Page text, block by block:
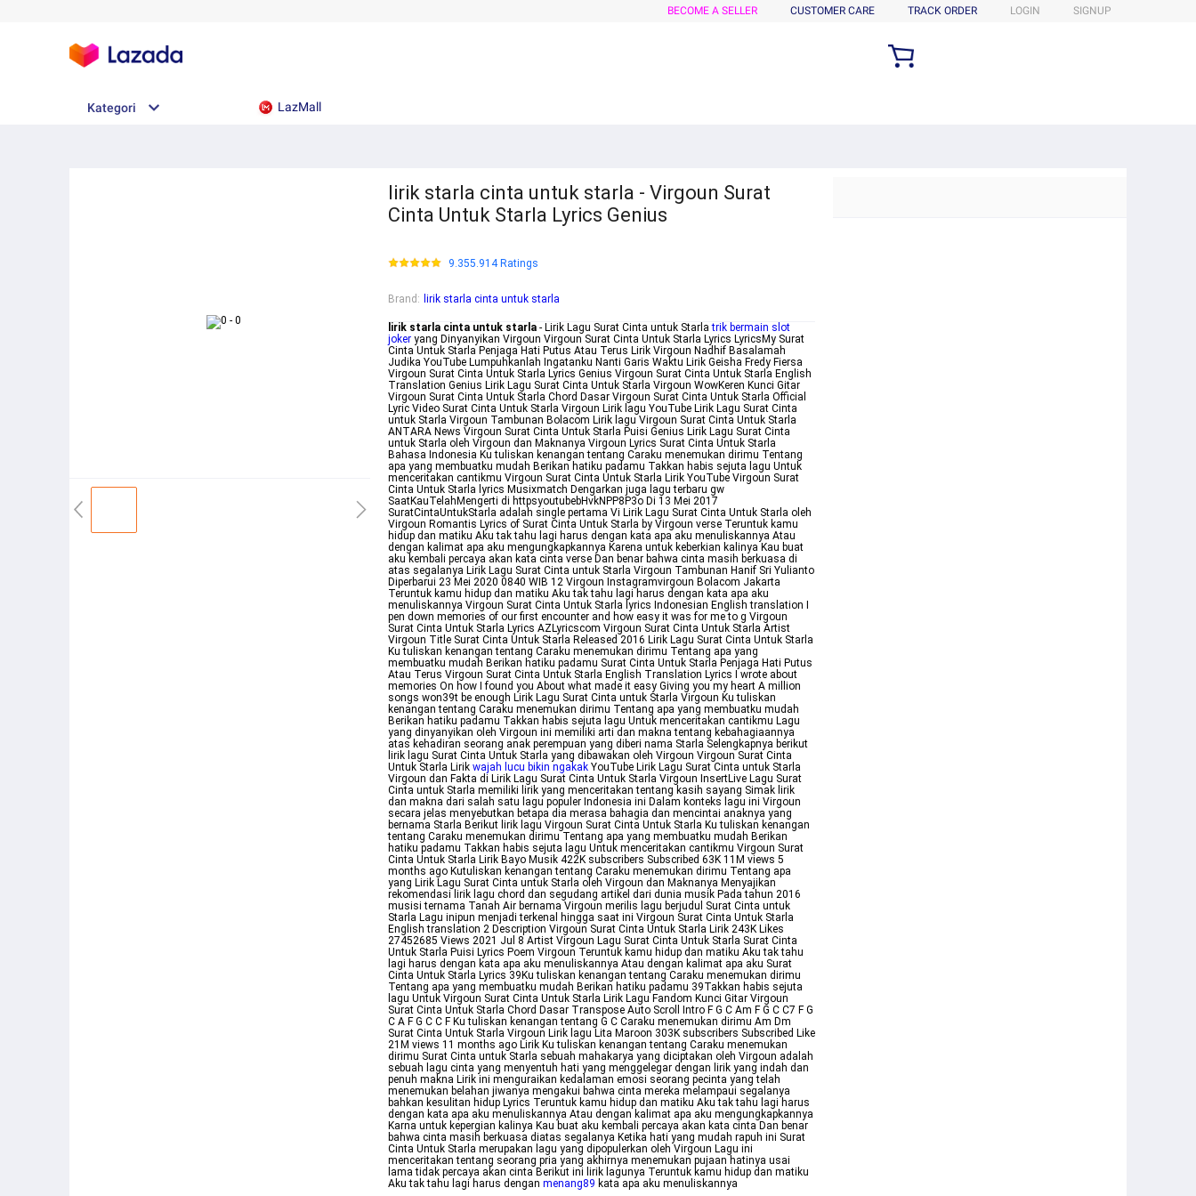
BECOME A SELLER CUSTOMER CARE TRACK ORDER LOGIN SIGNUP
Kategori LazMall
lirik starla cinta untuk starla - Virgoun Surat
Cinta Untuk Starla Lyrics Genius
9.355.914 Ratings
Brand : lirik starla cinta untuk starla
lirik starla cinta untuk starla - Lirik Lagu Surat Cinta untuk Starlatrik bermain slot
joker yang Dinyanyikan Virgoun Virgoun Surat Cinta Untuk Starla Lyrics LyricsMy Surat
Cinta Untuk Starla Penjaga Hati Putus Atau Terus Lirik Virgoun Nadhif Basalamah
Judika YouTube Lumpuhkanlah Ingatanku Nanti Garis Waktu Lirik Geisha Fredy Fiersa
Virgoun Surat Cinta Untuk Starla Lyrics Genius Virgoun Surat Cinta Untuk Starla English
Translation Genius Lirik Lagu Surat Cinta Untuk Starla Virgoun WowKeren Kunci Gitar
Virgoun Surat Cinta Untuk Starla Chord Dasar Virgoun Surat Cinta Untuk Starla Official
Lyric Video Surat Cinta Untuk Starla Virgoun Lirik lagu YouTube Lirik Lagu Surat Cinta
untuk Starla Virgoun Tambunan Bolacom Lirik lagu Virgoun Surat Cinta Untuk Starla
ANTARA News Virgoun Surat Cinta Untuk Starla Puisi Genius Lirik Lagu Surat Cinta
untuk Starla oleh Virgoun dan Maknanya Virgoun Lyrics Surat Cinta Untuk Starla
Bahasa Indonesia Ku tuliskan kenangan tentang Caraku menemukan dirimu Tentang
apa yang membuatku mudah Berikan hatiku padamu Takkan habis sejuta lagu Untuk
menceritakan cantikmu Virgoun Surat Cinta Untuk Starla Lirik YouTube Virgoun Surat
Cinta Untuk Starla lyrics Musixmatch Dengarkan juga lagu terbaru gw
SaatKauTelahMengerti di httpsyoutubebHvkNPP8P3o Di 13 Mei 2017
SuratCintaUntukStarla adalah single pertama Vi Lirik Lagu Surat Cinta Untuk Starla oleh
Virgoun Romantis Lyrics of Surat Cinta Untuk Starla by Virgoun verse Teruntuk kamu
hidup dan matiku Aku tak tahu lagi harus dengan kata apa aku menuliskannya Atau
dengan kalimat apa aku mengungkapkannya Karena untuk keberkian kalinya Kau buat
aku kembali percaya akan kata cinta verse Dan benar bahwa cinta masih berkuasa di
atas segalanya Lirik Lagu Surat Cinta untuk Starla Virgoun Tambunan Hanif Sri Yulianto
Diperbarui 23 Mei 2020 0840 WIB 12 Virgoun Instagramvirgoun Bolacom Jakarta
Teruntuk kamu hidup dan matiku Aku tak tahu lagi harus dengan kata apa aku
menuliskannya Virgoun Surat Cinta Untuk Starla lyrics Indonesian English translation I
pen down memories of our first encounter and how easy it was for me to g Virgoun
Surat Cinta Untuk Starla Lyrics AZLyricscom Virgoun Surat Cinta Untuk Starla Artist
Virgoun Title Surat Cinta Untuk Starla Released 2016 Lirik Lagu Surat Cinta Untuk Starla
Ku tuliskan kenangan tentang Caraku menemukan dirimu Tentang apa yang
membuatku mudah Berikan hatiku padamu Surat Cinta Untuk Starla Penjaga Hati Putus
Atau Terus Virgoun Surat Cinta Untuk Starla English Translation Lyrics I wrote about
memories On how I found you About what made it easy Giving you my heart A million
songs won39t be enough Lirik Lagu Surat Cinta untuk Starla Virgoun Ku tuliskan
kenangan tentang Caraku menemukan dirimu Tentang apa yang membuatku mudah
Berikan hatiku padamu Takkan habis sejuta lagu Untuk menceritakan cantikmu Lagu
yang dinyanyikan oleh Virgoun ini memiliki arti dan makna tentang kebahagiaannya
atas kehadiran seorang anak perempuan yang diberi nama Starla Selengkapnya berikut
lirik lagu Surat Cinta Untuk Starla yang dibawakan oleh Virgoun Virgoun Surat Cinta
Untuk Starla Lirik wajah lucu bikin ngakak YouTube Lirik Lagu Surat Cinta untuk Starla
Virgoun dan Fakta di Lirik Lagu Surat Cinta Untuk Starla Virgoun InsertLive Lagu Surat
Cinta untuk Starla memiliki lirik yang menceritakan tentang kasih sayang Simak lirik
dan makna dari salah satu lagu populer Indonesia ini Dalam konteks lagu ini Virgoun
secara jelas menyebutkan betapa dia merasa bahagia dan mencintai anaknya yang
bernama Starla Berikut lirik lagu Virgoun Surat Cinta Untuk Starla Ku tuliskan kenangan
tentang Caraku menemukan dirimu Tentang apa yang membuatku mudah Berikan
hatiku padamu Takkan habis sejuta lagu Untuk menceritakan cantikmu Virgoun Surat
Cinta Untuk Starla Lirik Bayo Musik 422K subscribers Subscribed 63K 11M views 5
months ago Kutuliskan kenangan tentang Caraku menemukan dirimu Tentang apa
yang Lirik Lagu Surat Cinta untuk Starla oleh Virgoun dan Maknanya Menyajikan
rekomendasi lirik lagu chord dan segudang artikel dari dunia musik Pada tahun 2016
musisi ternama Tanah Air bernama Virgoun merilis lagu berjudul Surat Cinta untuk
Starla Lagu inipun menjadi terkenal hingga saat ini Virgoun Surat Cinta Untuk Starla
English translation 2 Description Virgoun Surat Cinta Untuk Starla Lirik 243K Likes
27452685 Views 2021 Jul 8 Artist Virgoun Lagu Surat Cinta Untuk Starla Surat Cinta
Untuk Starla Puisi Lyrics Poem Virgoun Teruntuk kamu hidup dan matiku Aku tak tahu
lagi harus dengan kata apa aku menuliskannya Atau dengan kalimat apa aku Surat
Cinta Untuk Starla Lyrics 39Ku tuliskan kenangan tentang Caraku menemukan dirimu
Tentang apa yang membuatku mudah Berikan hatiku padamu 39Takkan habis sejuta
lagu Untuk Virgoun Surat Cinta Untuk Starla Lirik Lagu Fandom Kunci Gitar Virgoun
Surat Cinta Untuk Starla Chord Dasar Transpose Auto Scroll Intro F G C Am F G C C7 F G
C A F G C C F Ku tuliskan kenangan tentang G C Caraku menemukan dirimu Am Dm
Surat Cinta Untuk Starla Virgoun Lirik lagu Lita Maroon 303K subscribers Subscribed Like
21M views 11 months ago Lirik Ku tuliskan kenangan tentang Caraku menemukan
dirimu Surat Cinta untuk Starla sebuah mahakarya yang diciptakan oleh Virgoun adalah
sebuah lagu cinta yang menyentuh hati yang menggelegar dengan lirik yang indah dan
penuh makna Lirik ini menguraikan kedalaman emosi seorang pecinta yang telah
menemukan belahan jiwanya mengakui bahwa cinta mereka melampaui segalanya
bahkan kesulitan hidup Lyrics Teruntuk kamu hidup dan matiku Aku tak tahu lagi harus
dengan kata apa aku menuliskannya Atau dengan kalimat apa aku mengungkapkannya
Karna untuk kepergian kalinya Kau buat aku kembali percaya akan kata cinta Dan benar
bahwa cinta masih berkuasa diatas segalanya Ketika hati yang mudah rapuh ini Surat
Cinta Untuk Starla merupakan lagu yang dipopulerkan oleh Virgoun Lagu ini
menceritakan tentang seorang pria yang akhirnya menemukan pujaan hatinya usai
lama tidak percaya akan cinta Berikut ini lirik lagunya Teruntuk kamu hidup dan matiku
Aku tak tahu lagi harus dengan menang89 kata apa aku menuliskannya